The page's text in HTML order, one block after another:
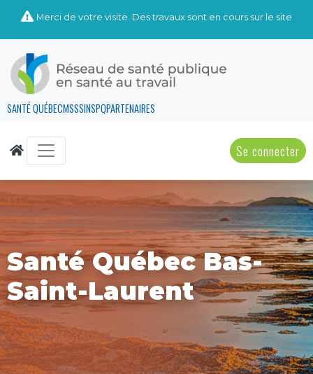
Merci de votre visite. Des travaux sont en cours sur le site
SANTÉ QUÉBECMSSSINSPQPARTENAIRES
Se connecter
Santé Québec Bas-
Saint-Laurent